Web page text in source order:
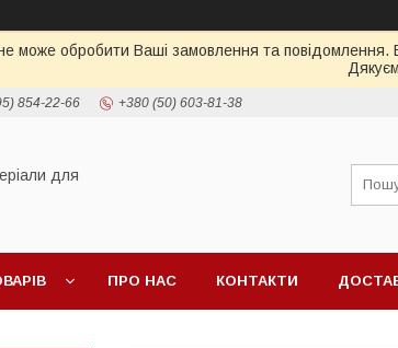
може обробити Ваші замовлення та повідомлення.
854-22-66 +380 (50) 603-81-38
для
ПРО НАС КОНТАКТИ